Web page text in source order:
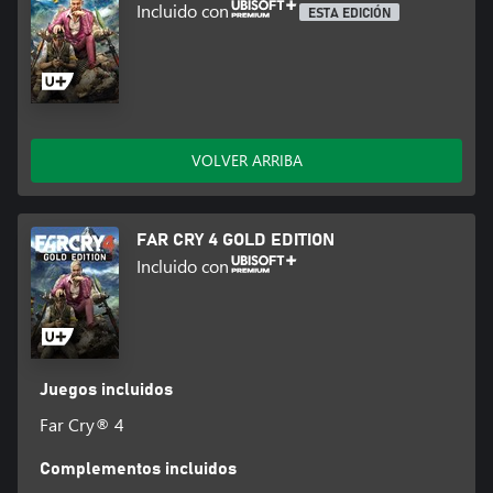
cualquier cosa.
* Basado en Metacritic desde 18/12/2012
Incluido con ESTA EDICIÓN
VOLVER ARRIBA
FAR CRY 4 GOLD EDITION
Incluido con
Juegos incluidos
Far Cry® 4
Complementos incluidos